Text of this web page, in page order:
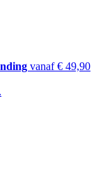
vanaf € 49,90